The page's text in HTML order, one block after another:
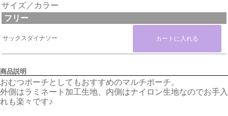
サイズ／カラー
フリー
サックスダイナソー
商品説明
おむつポーチとしてもおすすめのマルチポーチ。
外側はラミネート加工生地、内側はナイロン生地なのでお手入
れも楽々です♪